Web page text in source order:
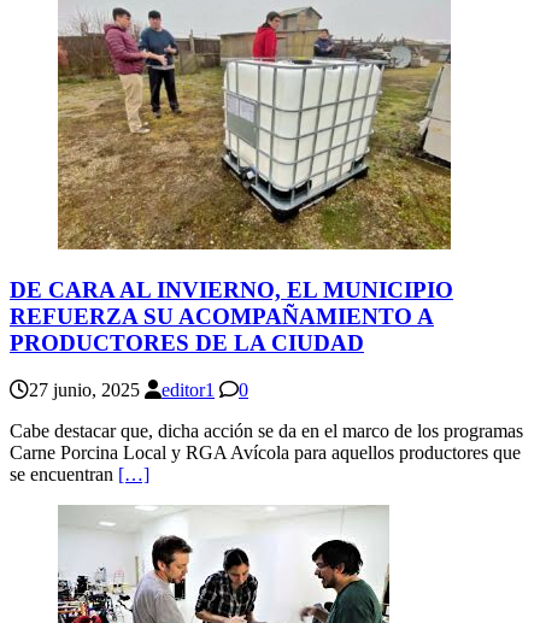
DE CARA AL INVIERNO, EL MUNICIPIO
REFUERZA SU ACOMPAÑAMIENTO A
PRODUCTORES DE LA CIUDAD
27 junio, 2025 editor1
0
Cabe destacar que, dicha acción se da en el marco de los programas
Carne Porcina Local y RGA Avícola para aquellos productores que
se encuentran […]